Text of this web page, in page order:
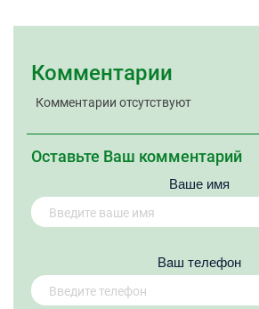
Комментарии
Комментарии отсутствуют
Оставьте Ваш комментарий
Ваше имя
Вaш телефон